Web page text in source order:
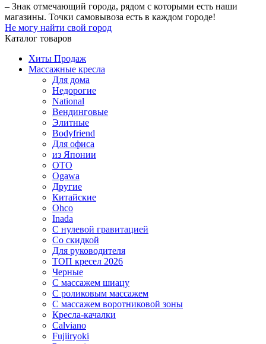
– Знак отмечающий города, рядом с которыми есть наши
магазины. Точки самовывоза есть в каждом городе!
Не могу найти свой город
Каталог товаров
Хиты Продаж
Массажные кресла
Для дома
Недорогие
National
Вендинговые
Элитные
Bodyfriend
Для офиса
из Японии
OTO
Ogawa
Другие
Китайские
Ohco
Inada
С нулевой гравитацией
Со скидкой
Для руководителя
ТОП кресел 2026
Черные
С массажем шиацу
С роликовым массажем
С массажем воротниковой зоны
Кресла-качалки
Calviano
Fujiiryoki